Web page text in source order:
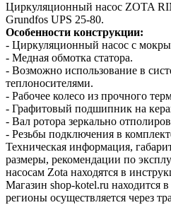
Циркуляционный насос ZOTA
Grundfos UPS 25-80.
Особенности конструкции:
- Циркуляционный насос с
- Медная обмотка статора.
- Возможно использование в
теплоносителями.
- Рабочее колесо из прочного
- Графитовый подшипник на
- Вал ротора зеркально
- Резьбы подключения в
Техническая информация,
размеры, рекомендации по
насосам Zota находятся в
Магазин shop-kotel.ru находится
регионы осуществляется через